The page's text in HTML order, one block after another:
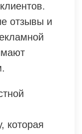
отзывы и
которая